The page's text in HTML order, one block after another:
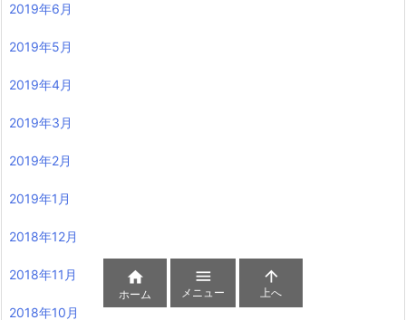
2019年6月
2019年5月
2019年4月
2019年3月
2019年2月
2019年1月
2018年12月
2018年11月
2018年10月

ホーム

メニュー

上へ